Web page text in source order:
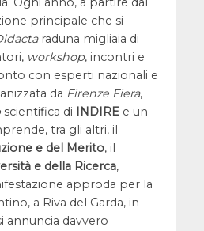
principale che si
raduna migliaia di
workshop, incontri e
con esperti nazionali e
da Firenze Fiera,
scientifica di INDIREe un
tra gli altri, il
e del Merito, il
e della Ricerca,
approda per la
a Riva del Garda, in
annuncia davvero